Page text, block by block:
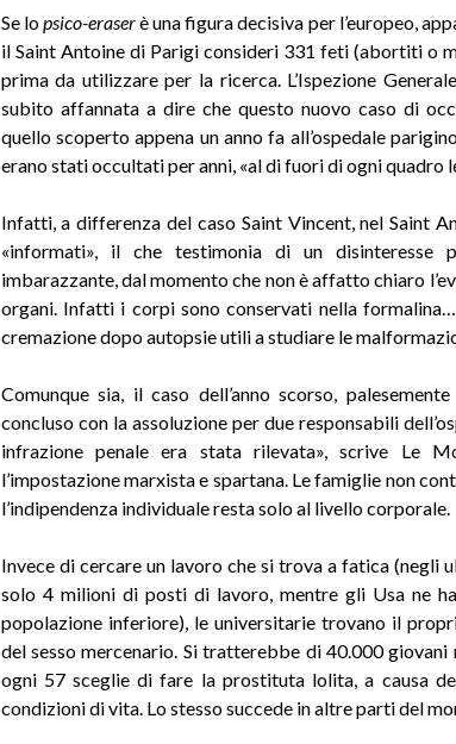
Se lopsico-eraserè una figura decisiva per l’europeo,
il Saint Antoine di Parigi consideri 331 feti (abortiti o
prima da utilizzare per la ricerca. L’Ispezione
subito affannata a dire che questo nuovo caso di
quello scoperto appena un anno fa all’ospedale
erano stati occultati per anni, «al di fuori di ogni quadro
Infatti, a differenza del caso Saint Vincent, nel Saint
«informati», il che testimonia di un disinteresse
imbarazzante, dal momento che non è affatto chiaro
organi. Infatti i corpi sono conservati nella
cremazione dopo autopsie utili a studiare le
Comunque sia, il caso dell’anno scorso,
concluso con la assoluzione per due responsabili
infrazione penale era stata rilevata», scrive Le
l’impostazione marxista e spartana. Le famiglie non
l’indipendenza individuale resta solo al livello corporale.
Invece di cercare un lavoro che si trova a fatica (negli
solo 4 milioni di posti di lavoro, mentre gli Usa ne
popolazione inferiore), le universitarie trovano il
del sesso mercenario. Si tratterebbe di 40.000 giovani
ogni 57 sceglie di fare la prostituta lolita, a causa
condizioni di vita. Lo stesso succede in altre parti del